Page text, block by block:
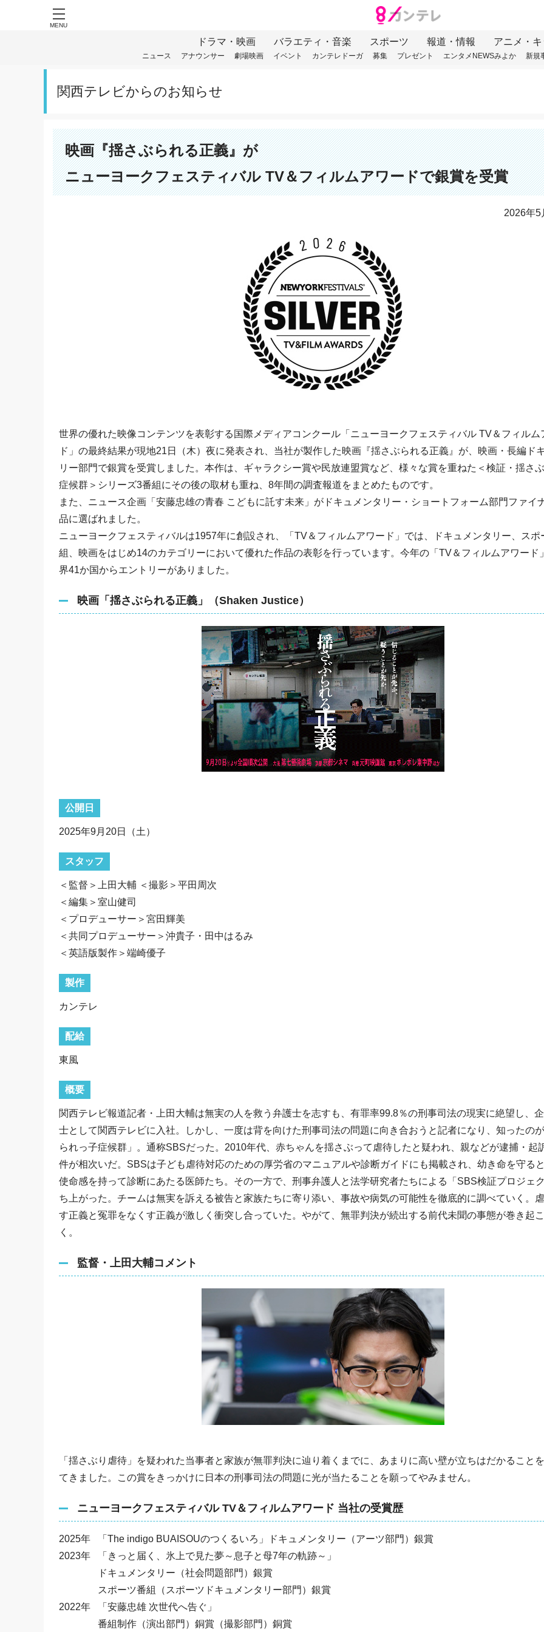
MENU
ドラマ・映画 バラエティ・音楽 スポーツ 報道・情報 アニメ・
ニュース アナウンサー 劇場映画 イベント カンテレドーガ 募集 プレゼント エンタメNEWSみよか 新規
関西テレビからのお知らせ
映画『揺さぶられる正義』が
ニューヨークフェスティバル TV＆フィルムアワードで銀賞を受賞
2026年5
世界の優れた映像コンテンツを表彰する国際メディアコンクール「ニューヨークフェスティバル TV＆フィルム
ド」の最終結果が現地21日（木）夜に発表され、当社が製作した映画『揺さぶられる正義』が、映画・長編ド
リー部門で銀賞を受賞しました。本作は、ギャラクシー賞や民放連盟賞など、様々な賞を重ねた＜検証・揺さ
症候群＞シリーズ3番組にその後の取材も重ね、8年間の調査報道をまとめたものです。
また、ニュース企画「安藤忠雄の青春 こどもに託す未来」がドキュメンタリー・ショートフォーム部門ファイ
品に選ばれました。
ニューヨークフェスティバルは1957年に創設され、「TV＆フィルムアワード」では、ドキュメンタリー、スポ
組、映画をはじめ14のカテゴリーにおいて優れた作品の表彰を行っています。今年の「TV＆フィルムアワード
界41か国からエントリーがありました。
映画「揺さぶられる正義」（Shaken Justice）
公開日
2025年9月20日（土）
スタッフ
＜監督＞上田大輔 ＜撮影＞平田周次
＜編集＞室山健司
＜プロデューサー＞宮田輝美
＜共同プロデューサー＞沖貴子・田中はるみ
＜英語版製作＞端崎優子
製作
カンテレ
配給
東風
概要
関西テレビ報道記者・上田大輔は無実の人を救う弁護士を志すも、有罪率99.8％の刑事司法の現実に絶望し、
士として関西テレビに入社。しかし、一度は背を向けた刑事司法の問題に向き合おうと記者になり、知ったの
られっ子症候群」。通称SBSだった。2010年代、赤ちゃんを揺さぶって虐待したと疑われ、親などが逮捕・起
件が相次いだ。SBSは子ども虐待対応のための厚労省のマニュアルや診断ガイドにも掲載され、幼き命を守る
使命感を持って診断にあたる医師たち。その一方で、刑事弁護人と法学研究者たちによる「SBS検証プロジェ
ち上がった。チームは無実を訴える被告と家族たちに寄り添い、事故や病気の可能性を徹底的に調べていく。
す正義と冤罪をなくす正義が激しく衝突し合っていた。やがて、無罪判決が続出する前代未聞の事態が巻き起
く。
監督・上田大輔コメント
「揺さぶり虐待」を疑われた当事者と家族が無罪判決に辿り着くまでに、あまりに高い壁が立ちはだかること
てきました。この賞をきっかけに日本の刑事司法の問題に光が当たることを願ってやみません。
ニューヨークフェスティバル TV＆フィルムアワード 当社の受賞歴
2025年
「The indigo BUAISOUのつくるいろ」ドキュメンタリー（アーツ部門）銀賞
2023年
「きっと届く、氷上で見た夢～息子と母7年の軌跡～」
ドキュメンタリー（社会問題部門）銀賞
スポーツ番組（スポーツドキュメンタリー部門）銀賞
2022年
「安藤忠雄 次世代へ告ぐ」
番組制作（演出部門）銅賞（撮影部門）銅賞